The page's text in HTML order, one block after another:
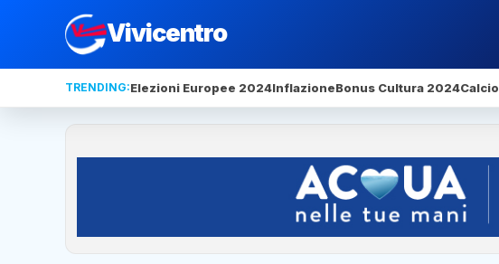
Vivicentro
TRENDING:Elezioni Europee 2024InflazioneBonus Cultura 2024Calcio